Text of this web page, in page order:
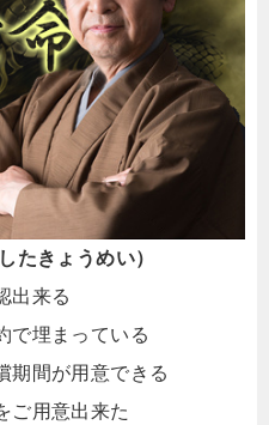
たきょうめい）
出来る
で埋まっている
期間が用意できる
ご用意出来た